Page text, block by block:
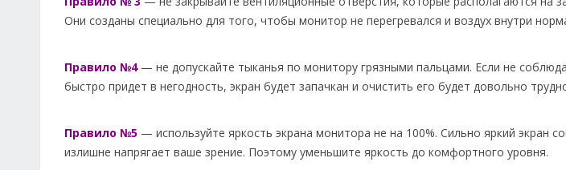
Они созданы специально для того, чтобы монитор не перегревался и воздух внутри
Правило №4 — не допускайте тыканья по монитору грязными пальцами. Если не
быстро придет в негодность, экран будет запачкан и очистить его будет довольно
Правило №5 — используйте яркость экрана монитора не на 100%. Сильно яркий экран
излишне напрягает ваше зрение. Поэтому уменьшите яркость до комфортного уровня.